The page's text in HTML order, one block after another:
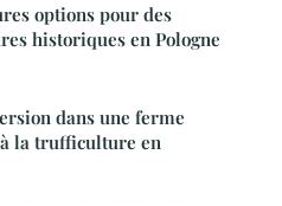
options pour des
historiques en Pologne
dans une ferme
la trufficulture en